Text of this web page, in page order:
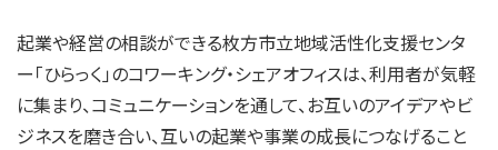
起業や経営の相談ができる枚方市立地域活性化支援センタ
ー「ひらっく」のコワーキング・シェアオフィスは、利用者が気軽
に集まり、コミュニケーションを通して、お互いのアイデアやビ
ジネスを磨き合い、互いの起業や事業の成長につなげること